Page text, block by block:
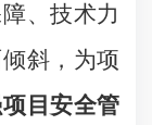
、技术力
斜， 为项
目安全管